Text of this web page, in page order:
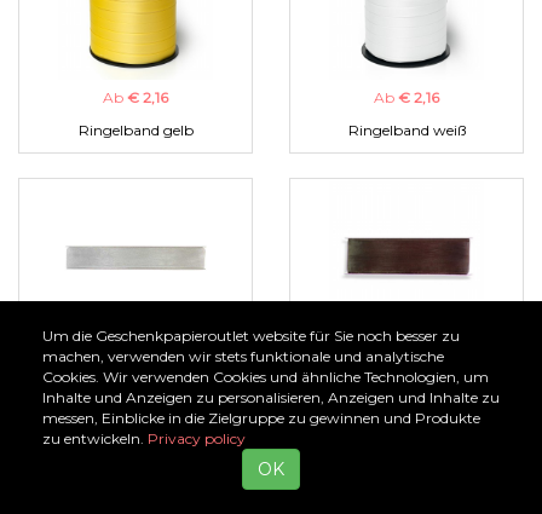
Ab € 2,16
Ringelband gelb
Ab € 2,16
Ringelband weiß
Ab€ 1,00
Organzaband silber
Ab€ 1,00
Organzaband braun
Um die Geschenkpapieroutlet website für Sie noch besser zu
machen, verwenden wir stets funktionale und analytische
Cookies. Wir verwenden Cookies und ähnliche Technologien, um
Inhalte und Anzeigen zu personalisieren, Anzeigen und Inhalte zu
messen, Einblicke in die Zielgruppe zu gewinnen und Produkte
zu entwickeln. Privacy policy
OK